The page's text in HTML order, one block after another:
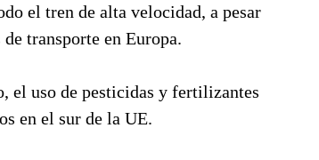
el tren de alta velocidad, a pesar
transporte en Europa.
el uso de pesticidas y fertilizantes
en el sur de la UE.